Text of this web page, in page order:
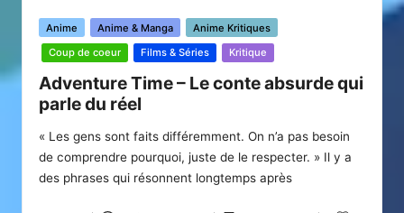
Posted
in
Anime Anime & Manga
Anime Kritiques
Coup de coeur
Films & Séries Kritique
Adventure Time – Le conte absurde qui
parle du réel
« Les gens sont faits différemment. On n’a pas besoin
de comprendre pourquoi, juste de le respecter. » Il y a
des phrases qui résonnent longtemps après